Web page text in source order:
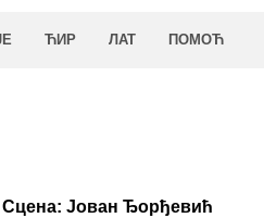
ЋИР ЛАТ ПОМОЋ
Сцена: Joвaн Ђoрђeвић